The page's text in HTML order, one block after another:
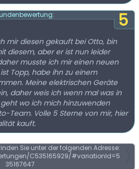
5
mir diesen gekauft bei Otto, bin
diesem, aber er ist nun leider
musste ich mir einen neuen
Topp, habe ihn zu einem
Meine elektrischen Geräte
daher weis ich wenn mal was in
wo ich mich hinzuwenden
Team. Volle 5 Sterne von mir, hier
kauft.
Sie unter der folgenden Adresse:
C535165929/#variationId=5
35167647